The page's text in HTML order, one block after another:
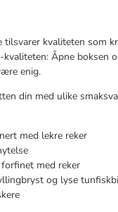
kvaliteten som
kvaliteten: Åpne
enig.
din med ulike
med lekre reker
med reker
og lyse